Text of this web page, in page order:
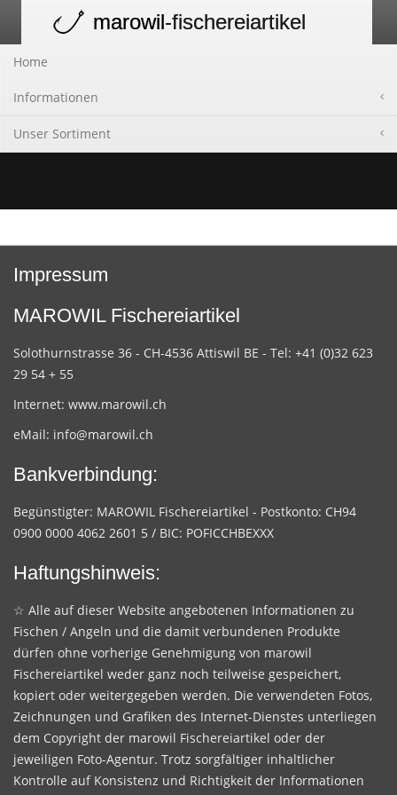
navigation
marowil-fischereiartikel
Home
Informationen
Unser Sortiment
Impressum
MAROWIL Fischereiartikel
Solothurnstrasse 36 - CH-4536 Attiswil BE - Tel: +41 (0)32 623
29 54 + 55
Internet: www.marowil.ch
eMail: info@marowil.ch
Bankverbindung:
Begünstigter: MAROWIL Fischereiartikel - Postkonto: CH94
0900 0000 4062 2601 5 / BIC: POFICCHBEXXX
Haftungshinweis:
☆ Alle auf dieser Website angebotenen Informationen zu
Fischen / Angeln und die damit verbundenen Produkte
dürfen ohne vorherige Genehmigung von marowil
Fischereiartikel weder ganz noch teilweise gespeichert,
kopiert oder weitergegeben werden. Die verwendeten Fotos,
Zeichnungen und Grafiken des Internet-Dienstes unterliegen
dem Copyright der marowil Fischereiartikel oder der
jeweiligen Foto-Agentur. Trotz sorgfältiger inhaltlicher
Kontrolle auf Konsistenz und Richtigkeit der Informationen